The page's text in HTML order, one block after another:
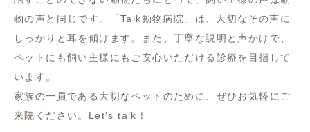
物の声と同じです。「Talk動物病院」は、大切なその声に
しっかりと耳を傾けます。また、丁寧な説明と声かけで、
ペットにも飼い主様にもご安心いただける診療を目指して
います。
家族の一員である大切なペットのために、ぜひお気軽にご
来院ください。Let’s talk！